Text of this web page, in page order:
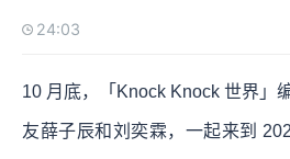
24:03
10 月底，「Knock Knock 世界」
友薛子辰和刘奕霖，一起来到